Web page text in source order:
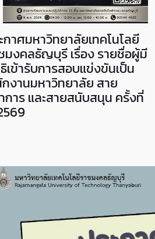
กาศมหาวิทยาลัยเทคโนโลยี
มงคลธัญบุรี เรื่อง รายชื่อผู้มี
เข้ารับการสอบแข่งขันเป็น
งานมหาวิทยาลัย สาย
การ และสายสนับสนุน ครั้งที่